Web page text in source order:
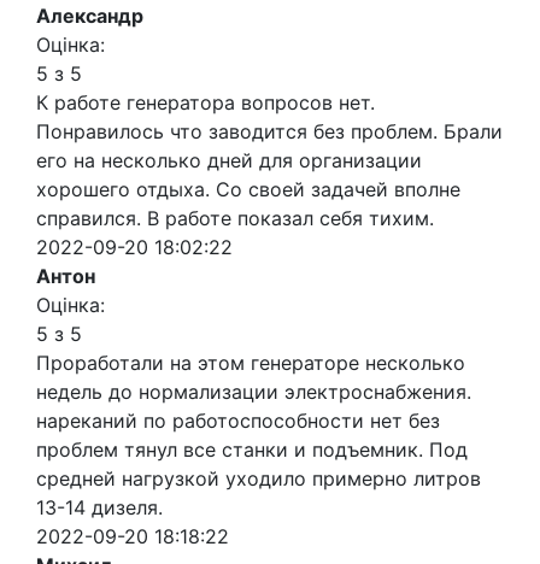
Александр
Оцінка:
5 з 5
К работе генератора вопросов нет.
Понравилось что заводится без проблем. Брали
его на несколько дней для организации
хорошего отдыха. Со своей задачей вполне
справился. В работе показал себя тихим.
2022-09-20 18:02:22
Антон
Оцінка:
5 з 5
Проработали на этом генераторе несколько
недель до нормализации электроснабжения.
нареканий по работоспособности нет без
проблем тянул все станки и подъемник. Под
средней нагрузкой уходило примерно литров
13-14 дизеля.
2022-09-20 18:18:22